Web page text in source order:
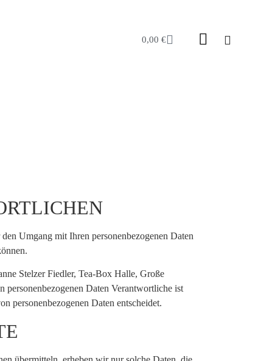
0,00 €
Umgang mit Ihren personenbezogenen Daten
Stelzer Fiedler, Tea-Box Halle, Große
personenbezogenen Daten Verantwortliche ist
personenbezogenen Daten entscheidet.